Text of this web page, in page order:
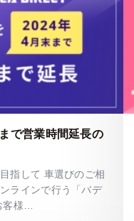
で営業時間延長の
指して 車選びのご相
ラインで行う「バデ
客様…